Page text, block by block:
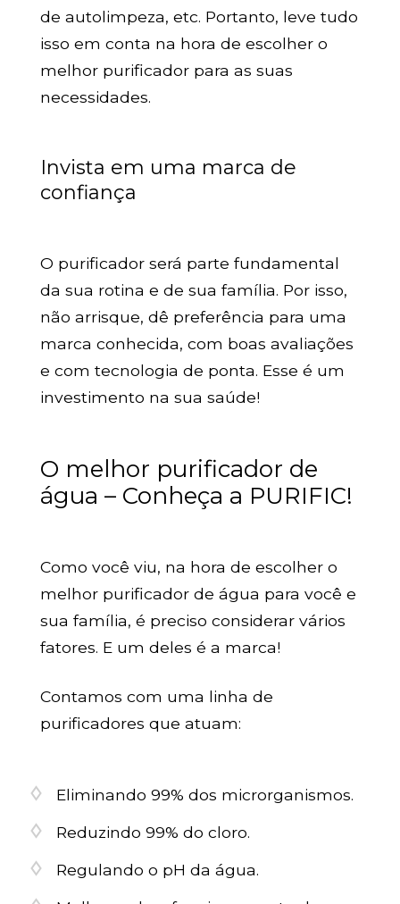
de autolimpeza, etc. Portanto, leve tudo
isso em conta na hora de escolher o
melhor purificador para as suas
necessidades.
Invista em uma marca de
confiança
O purificador será parte fundamental
da sua rotina e de sua família. Por isso,
não arrisque, dê preferência para uma
marca conhecida, com boas avaliações
e com tecnologia de ponta. Esse é um
investimento na sua saúde!
O melhor purificador de
água – Conheça a PURIFIC!
Como você viu, na hora de escolher o
melhor purificador de água para você e
sua família, é preciso considerar vários
fatores. E um deles é a marca!
Contamos com uma linha de
purificadores que atuam:
Eliminando 99% dos microrganismos.
Reduzindo 99% do cloro.
Regulando o pH da água.